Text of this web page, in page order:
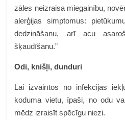
zāles neizraisa miegainību,
alerģijas simptomus:
dedzināšanu, arī acu
šķaudīšanu.”
Odi, knišļi, dunduri
Lai izvairītos no infekcijas
koduma vietu, īpaši, no odu
mēdz izraisīt spēcīgu niezi.